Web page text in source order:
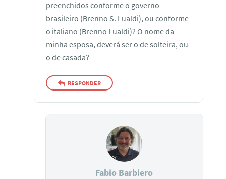
preenchidos conforme o governo
brasileiro (Brenno S. Lualdi), ou conforme
o italiano (Brenno Lualdi)? O nome da
minha esposa, deverá ser o de solteira, ou
o de casada?
RESPONDER
Fabio Barbiero